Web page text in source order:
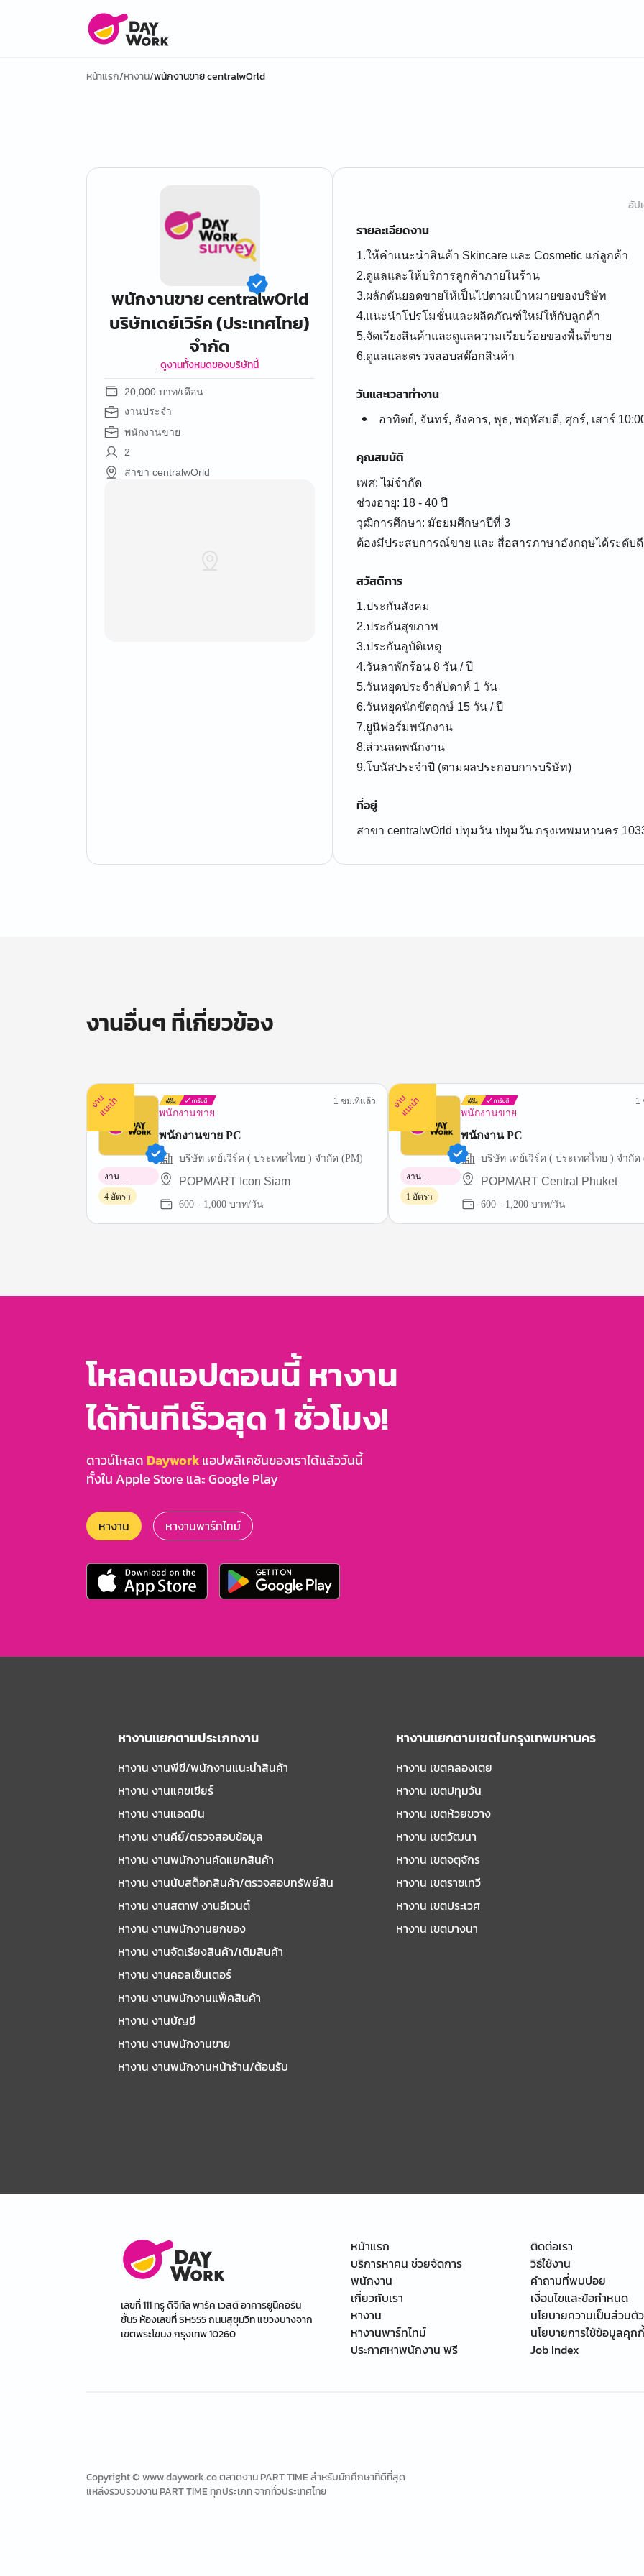
หน้าแรก/หางาน/พนักงานขาย centralwOrld
พนักงานขาย centralwOrld
บริษัทเดย์เวิร์ค (ประเทศไทย)
จำกัด
ดูงานทั้งหมดของบริษัทนี้
20,000 บาท/เดือน
งานประจำ
พนักงานขาย
2
สาขา centralwOrld
อัป
รายละเอียดงาน
1.ให้คำแนะนำสินค้า Skincare และ Cosmetic แก่ลูกค้า
2.ดูแลและให้บริการลูกค้าภายในร้าน
3.ผลักดันยอดขายให้เป็นไปตามเป้าหมายของบริษัท
4.แนะนำโปรโมชั่นและผลิตภัณฑ์ใหม่ให้กับลูกค้า
5.จัดเรียงสินค้าและดูแลความเรียบร้อยของพื้นที่ขาย
6.ดูแลและตรวจสอบสต๊อกสินค้า
วันและเวลาทำงาน
อาทิตย์, จันทร์, อังคาร, พุธ, พฤหัสบดี, ศุกร์, เสาร์
คุณสมบัติ
เพศ: ไม่จำกัด
ช่วงอายุ: 18 - 40 ปี
วุฒิการศึกษา: มัธยมศึกษาปีที่ 3
ต้องมีประสบการณ์ขาย และ สื่อสารภาษาอังกฤษได้ระดับดี
สวัสดิการ
1.ประกันสังคม
2.ประกันสุขภาพ
3.ประกันอุบัติเหตุ
4.วันลาพักร้อน 8 วัน / ปี
5.วันหยุดประจำสัปดาห์ 1 วัน
6.วันหยุดนักขัตฤกษ์ 15 วัน / ปี
7.ยูนิฟอร์มพนักงาน
8.ส่วนลดพนักงาน
9.โบนัสประจำปี (ตามผลประกอบการบริษัท)
ที่อยู่
สาขา centralwOrld ปทุมวัน ปทุมวัน กรุงเทพมหานคร
งานอื่นๆ ที่เกี่ยวข้อง
ง
า
น
แ
น
ะ
นำ พนักงานขาย
1 ชม.ที่แล้ว
พนักงานขาย PC
บริษัท เดย์เวิร์ค ( ประเทศไทย ) จำกัด (PM)
POPMART Icon Siam
600 - 1,000 บาท/วัน
งาน
พาร์ทไทม์
4 อัตรา
ง
า
น
แ
น
ะ
นำ พนักงานขาย
1
พนักงาน PC
บริษัท เดย์เวิร์ค ( ประ
POPMART Central Phuket
600 - 1,200 บาท/วัน
งาน
พาร์ทไทม์
1 อัตรา
โหลดแอปตอนนี้ หางาน
ได้ทันทีเร็วสุด 1 ชั่วโมง!
ดาวน์โหลด Dayworkแอปพลิเคชันของเราได้แล้ววันนี้
ทั้งใน Apple Store และ Google Play
หางาน หางานพาร์ทไทม์
หางานแยกตามประเภทงาน
หางาน งานพีซี/พนักงานแนะนําสินค้า
หางาน งานแคชเชียร์
หางาน งานแอดมิน
หางาน งานคีย์/ตรวจสอบข้อมูล
หางาน งานพนักงานคัดแยกสินค้า
หางาน งานนับสต็อกสินค้า/ตรวจสอบทรัพย์สิน
หางาน งานสตาฟ งานอีเวนต์
หางาน งานพนักงานยกของ
หางาน งานจัดเรียงสินค้า/เติมสินค้า
หางาน งานคอลเซ็นเตอร์
หางาน งานพนักงานแพ็คสินค้า
หางาน งานบัญชี
หางาน งานพนักงานขาย
หางาน งานพนักงานหน้าร้าน/ต้อนรับ
หางานแยกตามเขตในกรุงเทพมหานคร
หางาน เขตคลองเตย
หางาน เขตปทุมวัน
หางาน เขตห้วยขวาง
หางาน เขตวัฒนา
หางาน เขตจตุจักร
หางาน เขตราชเทวี
หางาน เขตประเวศ
หางาน เขตบางนา
เลขที่ 111 ทรู ดิจิทัล พาร์ค เวสต์ อาคารยูนิคอร์น
ชั้น5 ห้องเลขที่ SH555 ถนนสุขุมวิท แขวงบางจาก
เขตพระโขนง กรุงเทพ 10260
หน้าแรก
บริการหาคน ช่วยจัดการ
พนักงาน
เกี่ยวกับเรา
หางาน
หางานพาร์ทไทม์
ประกาศหาพนักงาน ฟรี
ติดต่อเรา
วิธีใช้งาน
คำถามที่พบบ่อย
เงื่อนไขและข้อกำหนด
นโยบายความเป็นส่วนตัว
นโยบายการใช้ข้อมูลคุกกี้
Job Index
Copyright © www.daywork.co ตลาดงาน PART TIME สำหรับนักศึกษาที่ดีที่สุด
แหล่งรวบรวมงาน PART TIME ทุกประเภท จากทั่วประเทศไทย